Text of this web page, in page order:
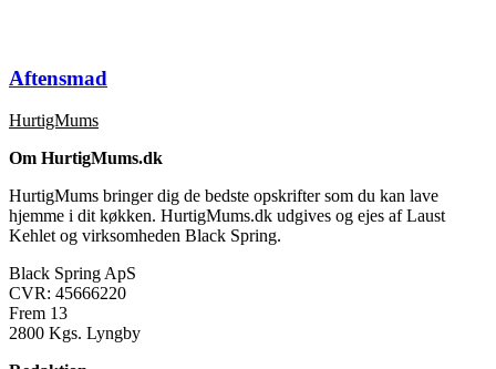
Aftensmad
HurtigMums
Om HurtigMums.dk
HurtigMums bringer dig de bedste opskrifter som du kan lave
hjemme i dit køkken. HurtigMums.dk udgives og ejes af Laust
Kehlet og virksomheden Black Spring.
Black Spring ApS
CVR: 45666220
Frem 13
2800 Kgs. Lyngby